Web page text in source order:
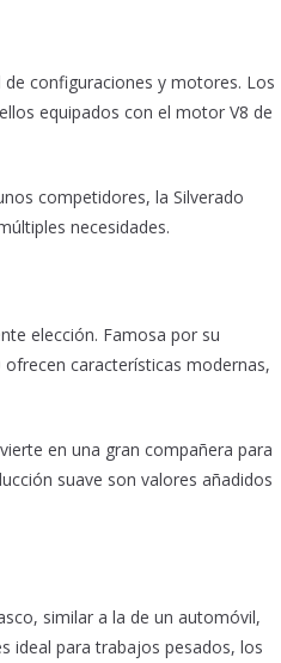
configuraciones y motores. Los
equipados con el motor V8 de
competidores, la Silverado
necesidades.
elección. Famosa por su
características modernas,
en una gran compañera para
suave son valores añadidos
similar a la de un automóvil,
ideal para trabajos pesados, los